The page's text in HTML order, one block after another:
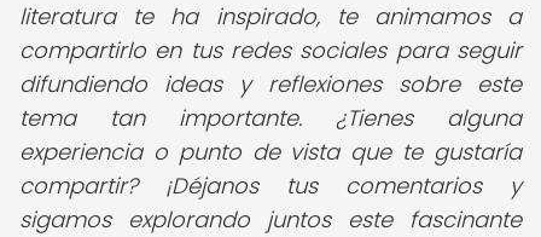
literatura te ha inspirado, te animamos a
compartirlo en tus redes sociales para seguir
difundiendo ideas y reflexiones sobre este
tema tan importante. ¿Tienes alguna
experiencia o punto de vista que te gustaría
compartir? ¡Déjanos tus comentarios y
sigamos explorando juntos este fascinante